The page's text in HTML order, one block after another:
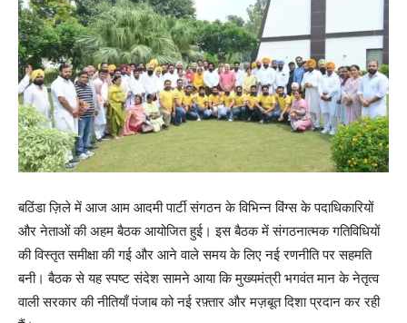
बठिंडा ज़िले में आज आम आदमी पार्टी संगठन के विभिन्न विंग्स के पदाधिकारियों
और नेताओं की अहम बैठक आयोजित हुई। इस बैठक में संगठनात्मक गतिविधियों
की विस्तृत समीक्षा की गई और आने वाले समय के लिए नई रणनीति पर सहमति
बनी। बैठक से यह स्पष्ट संदेश सामने आया कि मुख्यमंत्री भगवंत मान के नेतृत्व
वाली सरकार की नीतियाँ पंजाब को नई रफ़्तार और मज़बूत दिशा प्रदान कर रही